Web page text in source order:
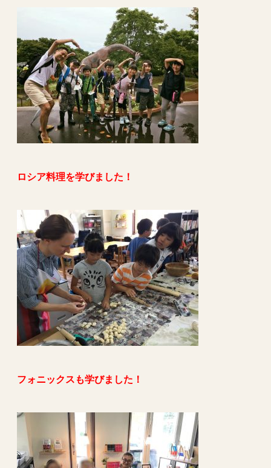
ロシア料理を学びました！
フォニックスも学びました！